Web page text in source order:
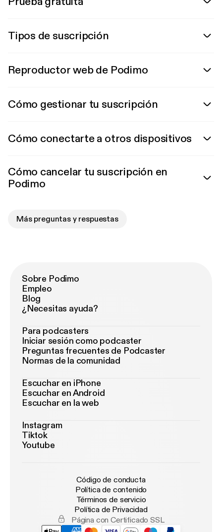
Tipos de suscripción
Reproductor web de Podimo
Cómo gestionar tu suscripción
Cómo conectarte a otros dispositivos
Cómo cancelar tu suscripción en
Podimo
Más preguntas y respuestas
Sobre Podimo
Empleo
Blog
¿Necesitas ayuda?
Para podcasters
Iniciar sesión como podcaster
Preguntas frecuentes de Podcaster
Normas de la comunidad
Escuchar en iPhone
Escuchar en Android
Escuchar en la web
Instagram
Tiktok
Youtube
Código de conducta
Política de contenido
Términos de servicio
Política de Privacidad
Página con Certificado SSL